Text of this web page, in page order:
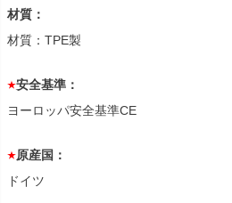
材質：
材質：TPE製
安全基準：
ヨーロッパ安全基準CE
原産国：
ドイツ